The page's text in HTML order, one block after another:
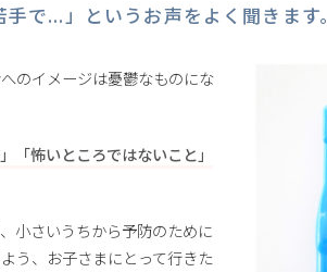
で...」というお声をよく聞きます。
のイメージは憂鬱なものにな
「怖いところではないこと」
小さいうちから予防のために
う、お子さまにとって行きた